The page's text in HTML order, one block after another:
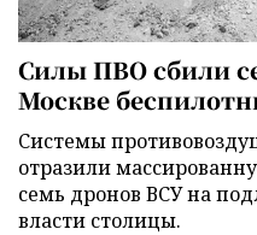
Силы ПВО сбили
Москве
Cистемы
отразили
семь дронов ВСУ на
власти столицы.